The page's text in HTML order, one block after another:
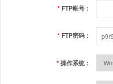
* FTP帐号：
* FTP密码：
*操作系统：